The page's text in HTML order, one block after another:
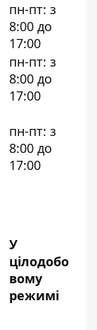
пн-пт: з
8:00 до
17:00
пн-пт: з
8:00 до
17:00
пн-пт: з
8:00 до
17:00
У
цілодобо
вому
режимі